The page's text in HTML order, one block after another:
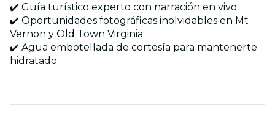
✔️ Guía turístico experto con narración en vivo.
✔️ Oportunidades fotográficas inolvidables en Mt
Vernon y Old Town Virginia.
✔️ Agua embotellada de cortesía para mantenerte
hidratado.